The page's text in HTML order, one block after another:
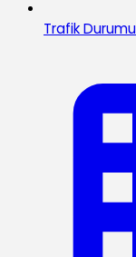
Trafik Durumu